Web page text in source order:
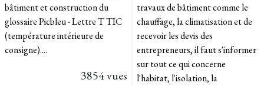
bâtiment et construction du
glossaire Picbleu - Lettre T TIC
(température intérieure de
consigne)....
3854 vues
travaux de bâtiment comme le
chauffage, la climatisation et de
recevoir les devis des
entrepreneurs, il faut s'informer
sur tout ce qui concerne
l'habitat, l'isolation, la